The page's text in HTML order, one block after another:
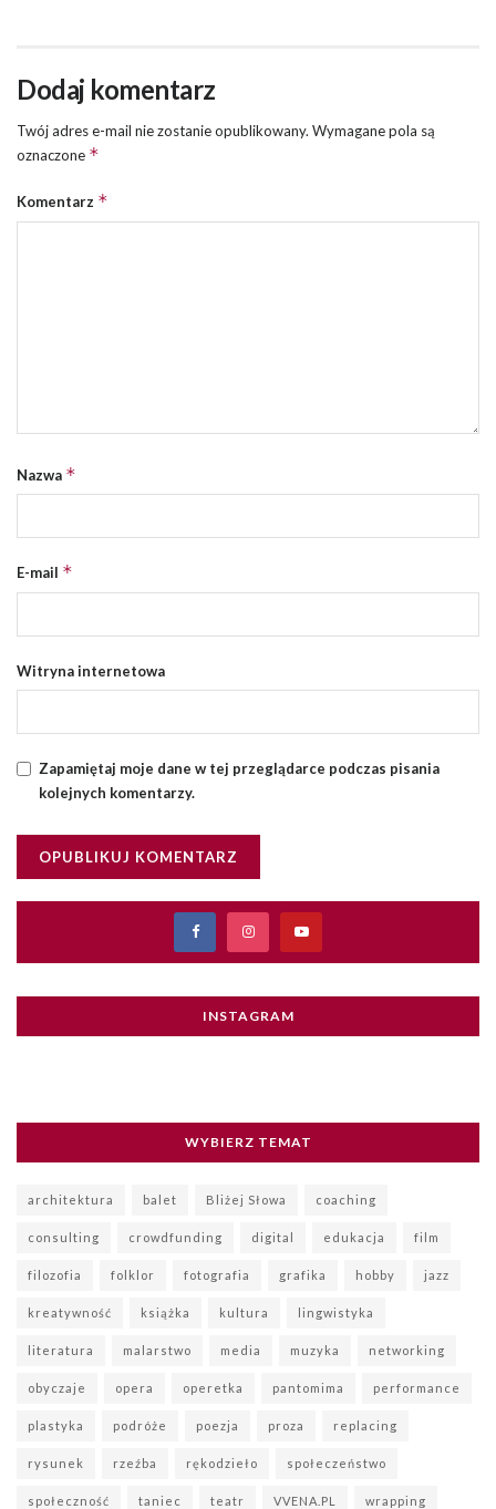
Dodaj komentarz
Twój adres e-mail nie zostanie opublikowany. Wymagane pola są
oznaczone *
Komentarz *
Nazwa *
E-mail *
Witryna internetowa
Zapamiętaj moje dane w tej przeglądarce podczas pisania
kolejnych komentarzy.
INSTAGRAM
WYBIERZ TEMAT
architektura balet Bliżej Słowa coaching
consulting crowdfunding digital edukacja film
filozofia folklor fotografia grafika hobby jazz
kreatywność książka kultura lingwistyka
literatura malarstwo media muzyka networking
obyczaje opera operetka pantomima performance
plastyka podróże poezja proza replacing
rysunek rzeźba rękodzieło społeczeństwo
społeczność taniec teatr VVENA.PL wrapping